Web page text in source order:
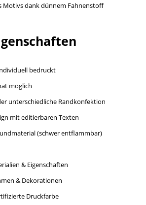
Motivs dank dünnem Fahnenstoff
bedruckt
möglich
unterschiedliche Randkonfektion
mit editierbaren Texten
(schwer entflammbar)
& Eigenschaften
& Dekorationen
Druckfarbe